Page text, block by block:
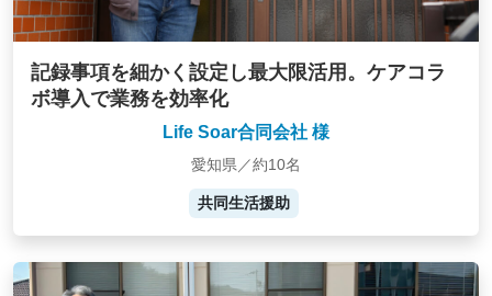
記録事項を細かく設定し最大限活用。ケアコラ
ボ導入で業務を効率化
Life Soar合同会社 様
愛知県／約10名
共同生活援助